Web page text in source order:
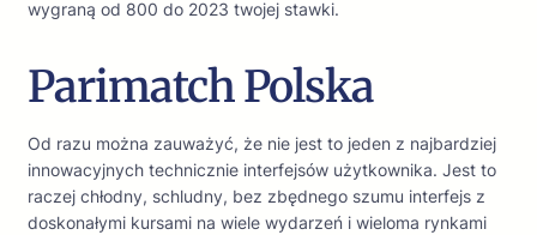
wygraną od 800 do 2023 twojej stawki.
Parimatch Polska
Od razu można zauważyć, że nie jest to jeden z najbardziej
innowacyjnych technicznie interfejsów użytkownika. Jest to
raczej chłodny, schludny, bez zbędnego szumu interfejs z
doskonałymi kursami na wiele wydarzeń i wieloma rynkami